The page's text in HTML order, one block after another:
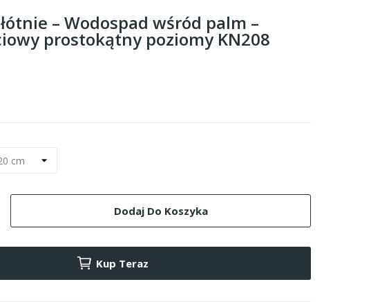
– Wodospad wśród palm –
prostokątny poziomy KN208
Dodaj Do Koszyka
Kup Teraz